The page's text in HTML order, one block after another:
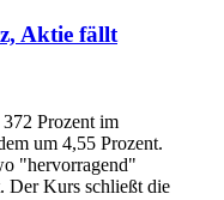
Aktie fällt
Prozent im
um 4,55 Prozent.
"hervorragend"
Der Kurs schließt die